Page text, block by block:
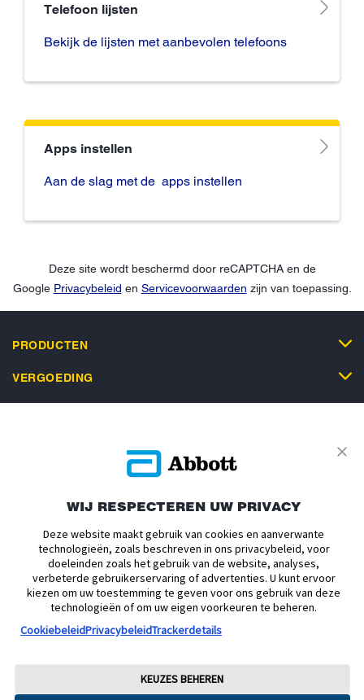
Telefoon lijsten
Bekijk de lijsten met aanbevolen telefoons
Apps instellen
Aan de slag met de apps instellen
Deze site wordt beschermd door reCAPTCHA en de
Google Privacybeleid en Servicevoorwaarden zijn van toepassing.
PRODUCTEN
VERGOEDING
Privacybeleid Actievoorwaarden
Algemene Voorwaarden
Leveringsvoorwaarden
Cookiebeleid
Facebookbeleid
Toegankelijkheidsverklaring
Disclaimers
Verklaring inzake Dataverordening
Cookie Voorkeursinstellingen
© 2026 Abbott. Alle rechten voorbehouden. Libre, het vlinder logo, de vorm
WIJ RESPECTEREN UW PRIVACY
Deze website maakt gebruik van cookies en aanverwante
technologieën, zoals beschreven in ons privacybeleid, voor
doeleinden zoals het gebruik van de website, analyses,
verbeterde gebruikerservaring of advertenties. U kunt ervoor
kiezen om uw toestemming te geven voor ons gebruik van deze
technologieën of om uw eigen voorkeuren te beheren.
CookiebeleidPrivacybeleidTrackerdetails
KEUZES BEHEREN